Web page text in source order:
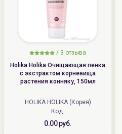
/ 3 отзыва
Holika Holika Очищающая пенка
с экстрактом корневища
растения конняку, 150мл
HOLIKA HOLIKA (Корея)
Код:
0.00 руб.